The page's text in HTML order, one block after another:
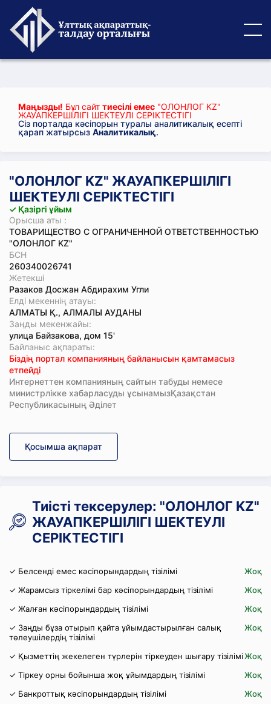
Маңызды! Бұл сайт тиесілі емес "ОЛОНЛОГ KZ"
ЖАУАПКЕРШІЛІГІ ШЕКТЕУЛІ СЕРІКТЕСТІГІ
Сіз порталда кәсіпорын туралы аналитикалық есепті
қарап жатырсыз Аналитикалық.
"ОЛОНЛОГ KZ" ЖАУАПКЕРШІЛІГІ
ШЕКТЕУЛІ СЕРІКТЕСТІГІ
✓ Қазіргі ұйым
Орысша аты :
ТОВАРИЩЕСТВО С ОГРАНИЧЕННОЙ ОТВЕТСТВЕННОСТЬЮ
"ОЛОНЛОГ KZ"
БСН
260340026741
Жетекші
Разаков Досжан Абдирахим Угли
Елді мекеннің атауы:
АЛМАТЫ Қ., АЛМАЛЫ АУДАНЫ
Заңды мекенжайы:
улица Байзакова, дом 15'
Байланыс ақпараты:
Біздің портал компанияның байланысын қамтамасыз
етпейді
Интернеттен компанияның сайтын табуды немесе
министрлікке хабарласуды ұсынамызҚазақстан
Республикасының Әділет
Қосымша ақпарат
Тиісті тексерулер: "ОЛОНЛОГ KZ"
ЖАУАПКЕРШІЛІГІ ШЕКТЕУЛІ
СЕРІКТЕСТІГІ
✓ Белсенді емес кәсіпорындардың тізілімі
Жоқ
✓ Жарамсыз тіркелімі бар кәсіпорындардың тізілімі
Жоқ
✓ Жалған кәсіпорындардың тізілімі
Жоқ
✓ Заңды бұза отырып қайта ұйымдастырылған салық
төлеушілердің тізілімі
Жоқ
✓ Қызметтің жекелеген түрлерін тіркеуден шығару тізіліміЖоқ
✓ Тіркеу орны бойынша жоқ ұйымдардың тізілімі
Жоқ
✓ Банкроттық кәсіпорындардың тізілімі
Жоқ